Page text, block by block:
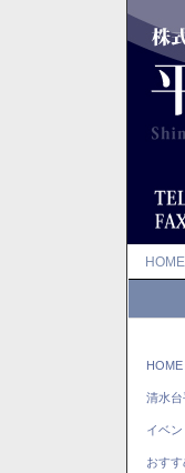
HOME
HOME
清水台
イベ
おす